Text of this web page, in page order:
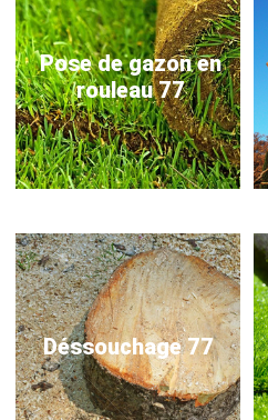
Pose de gazon en
rouleau 77
Déssouchage 77